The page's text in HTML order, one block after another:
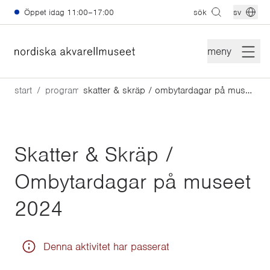
Hoppa till huvudinnehåll
Öppet idag 11:00–17:00 sök sv
meny
start program skatter & skräp / ombytardagar på museet 2024
Skatter & Skräp /
Ombytardagar på museet
2024
Denna aktivitet har passerat